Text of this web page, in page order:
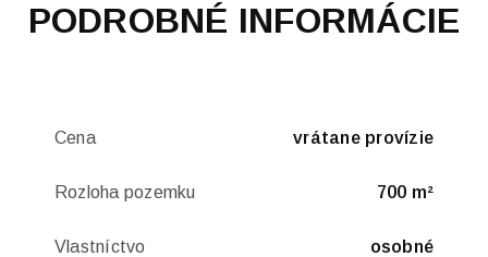
PODROBNÉ INFORMÁCIE
Cena vrátane provízie
Rozloha pozemku 700 m²
Vlastníctvo osobné